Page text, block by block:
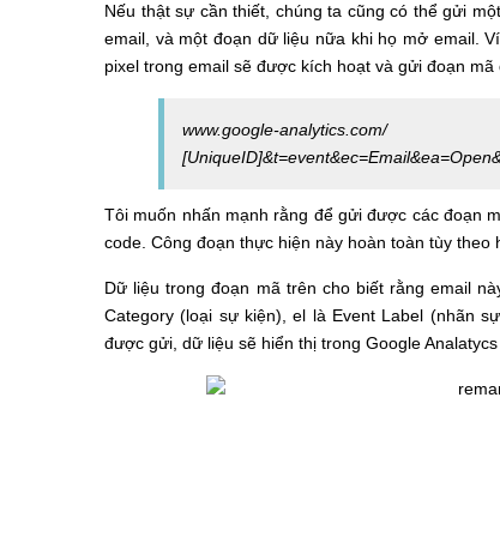
Nếu thật sự cần thiết, chúng ta cũng có thể gửi
email, và một đoạn dữ liệu nữa khi họ mở email.
pixel trong email sẽ được kích hoạt và gửi đoạn mã
www.google-analytics.com/
Tôi muốn nhấn mạnh rằng để gửi được các đoạn
code. Công đoạn thực hiện này hoàn toàn tùy theo
Dữ liệu trong đoạn mã trên cho biết rằng email
Category (loại sự kiện), el là Event Label (nhãn
được gửi, dữ liệu sẽ hiển thị trong Google